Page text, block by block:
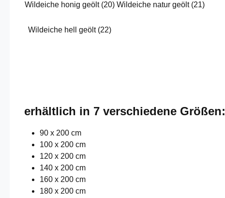
Wildeiche honig geölt (20) Wildeiche natur geölt (21)
Wildeiche hell geölt (22)
erhältlich in 7 verschiedene Größen:
90 x 200 cm
100 x 200 cm
120 x 200 cm
140 x 200 cm
160 x 200 cm
180 x 200 cm